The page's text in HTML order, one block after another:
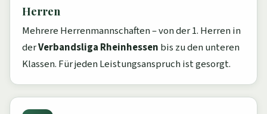
Herren
Mehrere Herrenmannschaften – von der 1. Herren in
derVerbandsliga Rheinhessen bis zu den unteren
Klassen. Für jeden Leistungsanspruch ist gesorgt.